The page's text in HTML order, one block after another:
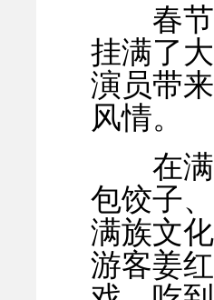
春节
挂满了
演员带
风情。
在满
包饺子
满族文
游客姜